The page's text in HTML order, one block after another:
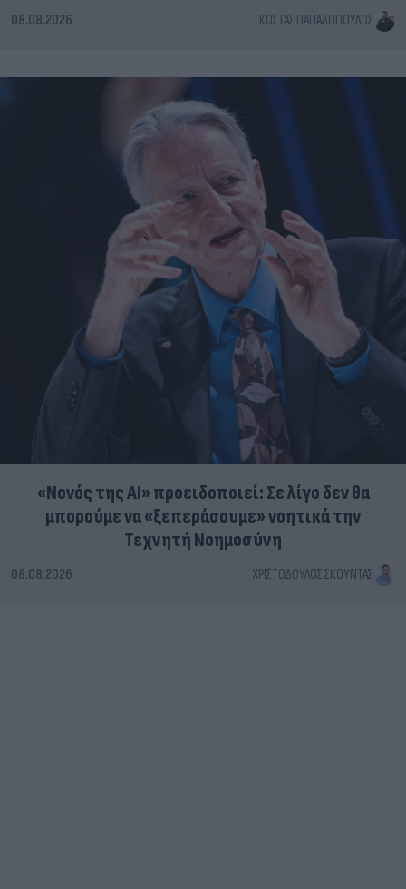
08.08.2026 ΚΏΣΤΑΣ ΠΑΠΑΔΌΠΟΥΛΟΣ
«Νονός της AI» προειδοποιεί: Σε λίγο δεν θα
μπορούμε να «ξεπεράσουμε» νοητικά την
Τεχνητή Νοημοσύνη
08.08.2026 ΧΡΙΣΤΌΔΟΥΛΟΣ ΣΚΟΎΝΤΑΣ